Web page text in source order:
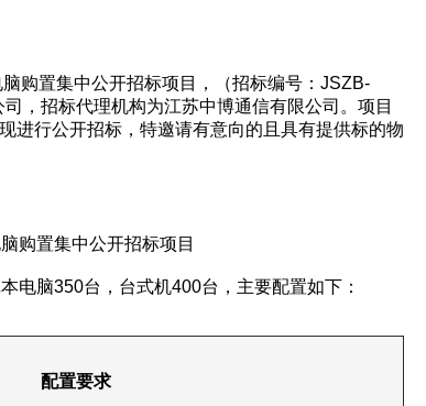
购置集中公开招标项目，（招标编号：JSZB-
，招标代理机构为江苏中博通信有限公司。项目
进行公开招标，特邀请有意向的且具有提供标的物
购置集中公开招标项目
电脑350台，台式机400台，主要配置如下：
配置要求